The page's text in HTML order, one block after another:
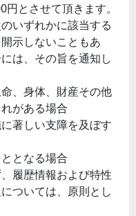
とさせて頂きます。
いずれかに該当する
示しないこともあ
は、その旨を通知し
、身体、財産その他
がある場合
著しい支障を及ぼす
となる場合
履歴情報および特性
ついては、原則とし